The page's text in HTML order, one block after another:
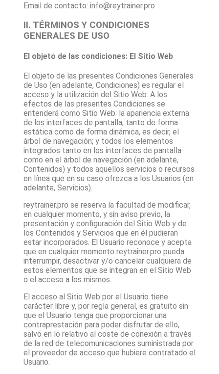
Email de contacto: info@reytrainer.pro
II. TÉRMINOS Y CONDICIONES
GENERALES DE USO
El objeto de las condiciones: El Sitio Web
El objeto de las presentes Condiciones Generales
de Uso (en adelante, Condiciones) es regular el
acceso y la utilización del Sitio Web. A los
efectos de las presentes Condiciones se
entenderá como Sitio Web: la apariencia externa
de los interfaces de pantalla, tanto de forma
estática como de forma dinámica, es decir, el
árbol de navegación; y todos los elementos
integrados tanto en los interfaces de pantalla
como en el árbol de navegación (en adelante,
Contenidos) y todos aquellos servicios o recursos
en línea que en su caso ofrezca a los Usuarios (en
adelante, Servicios).
reytrainer.pro se reserva la facultad de modificar,
en cualquier momento, y sin aviso previo, la
presentación y configuración del Sitio Web y de
los Contenidos y Servicios que en él pudieran
estar incorporados. El Usuario reconoce y acepta
que en cualquier momento reytrainer.pro pueda
interrumpir, desactivar y/o cancelar cualquiera de
estos elementos que se integran en el Sitio Web
o el acceso a los mismos.
El acceso al Sitio Web por el Usuario tiene
carácter libre y, por regla general, es gratuito sin
que el Usuario tenga que proporcionar una
contraprestación para poder disfrutar de ello,
salvo en lo relativo al coste de conexión a través
de la red de telecomunicaciones suministrada por
el proveedor de acceso que hubiere contratado el
Usuario.